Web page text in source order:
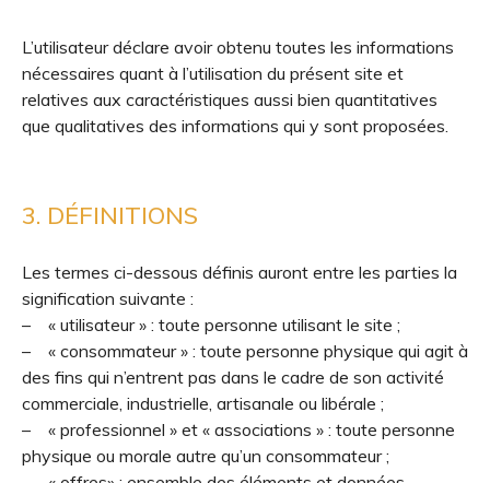
L’utilisateur déclare avoir obtenu toutes les informations
nécessaires quant à l’utilisation du présent site et
relatives aux caractéristiques aussi bien quantitatives
que qualitatives des informations qui y sont proposées.
3. DÉFINITIONS
Les termes ci-dessous définis auront entre les parties la
signification suivante :
– « utilisateur » : toute personne utilisant le site ;
– « consommateur » : toute personne physique qui agit à
des fins qui n’entrent pas dans le cadre de son activité
commerciale, industrielle, artisanale ou libérale ;
– « professionnel » et « associations » : toute personne
physique ou morale autre qu’un consommateur ;